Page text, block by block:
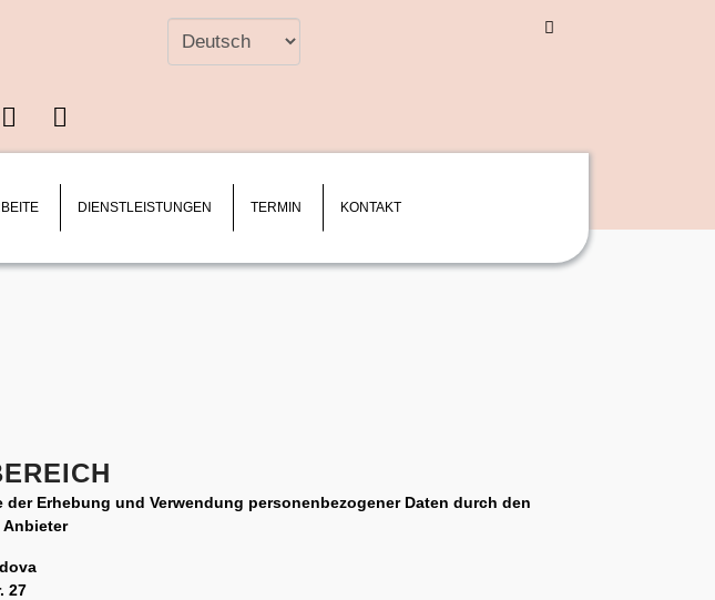
Sie
DIENSTLEISTUNGEN TERMIN KONTAKT
Erhebung und Verwendung personenbezogener Daten durch den
27